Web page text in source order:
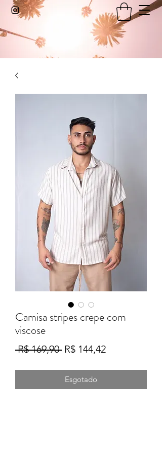
Camisa stripes crepe com
viscose
R$ 169,90 Preço
R$ 144,42Preço
Esgotado